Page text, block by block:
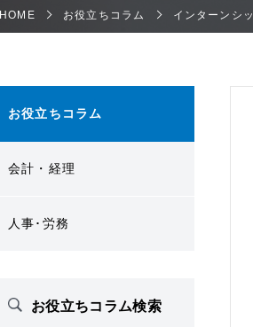
HOME お役立ちコラム インターンシ
お役立ちコラム
会計・経理
人事･労務
お役立ちコラム検索